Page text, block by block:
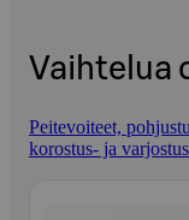
Vaihtelua
Peitevoiteet,
korostus- ja